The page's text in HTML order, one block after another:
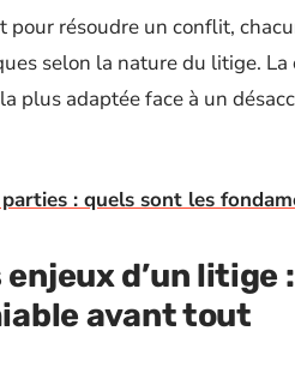
pour résoudre un conflit,
selon la nature du litige.
plus adaptée face à un
: quels sont les
d’un
avant tout